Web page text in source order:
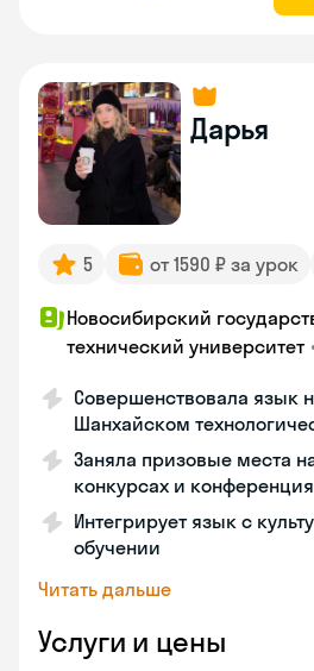
Дарья
5 от 1590 ₽ за урок
Новосибирский
технический университет
Совершенствовала язык
Шанхайском
Заняла призовые места
конкурсах и
Интегрирует язык с
обучении
Читать дальше
Услуги и цены